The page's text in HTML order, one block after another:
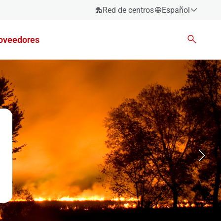
Red de centros
Español
Euskara
Valencià
English